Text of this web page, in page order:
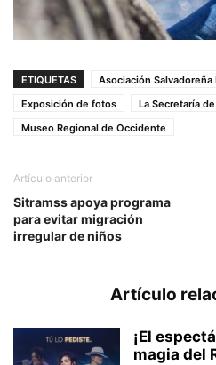
ETIQUETAS
Asociación Salvadoreña
Exposición de fotos
La Secretaría
Museo Regional de Occidente
Artículo anterior
Sitramss apoya programa
para evitar migración
irregular de niños
Artículo
¡El
magia del